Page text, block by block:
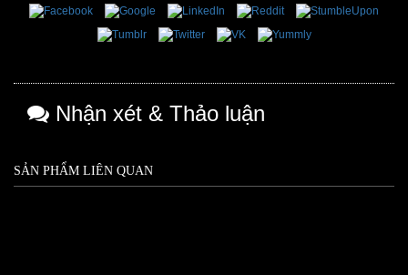
Nhận xét & Thảo luận
SẢN PHẨM LIÊN QUAN